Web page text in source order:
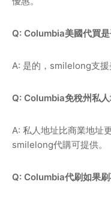
Q: Columbia美國代買
A: 是的，smilelong支援
Q: Columbia免稅州私
A: 私人地址比商業地址
smilelong代購可提供。
Q: Columbia代刷如果刷